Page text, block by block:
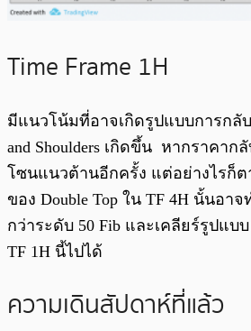
Time Frame 1H
มีแนวโน้มที่อาจเกิดรูปแบบการกลับ
and Shoulders เกิดขึ้น หากราคา
โซนแนวต้านอีกครั้ง แต่อย่างไรก็ต
ของ Double Top ใน TF 4H นั้นอา
กว่าระดับ 50 Fib และเคลียร์รูปแบ
TF 1H นี้ไปได้
ความเดินสัปดาห์ที่แล้ว